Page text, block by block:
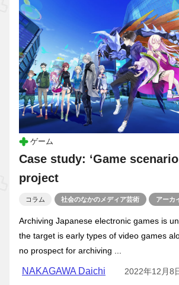
ゲーム
Case study: ‘Game
project
コラム 社会のなかのメディア芸術 アーカ
Archiving Japanese electronic games is
the target is early types of video games
no prospect for archiving ...
NAKAGAWA Daichi 2022年12月8